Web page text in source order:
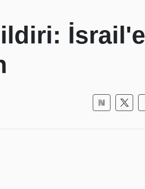
İsrail'e